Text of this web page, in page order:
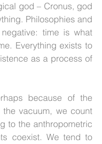
god – Cronus, god
Philosophies and
time is what
Everything exists to
as a process of
because of the
vacuum, we count
to the anthropometric
coexist. We tend to